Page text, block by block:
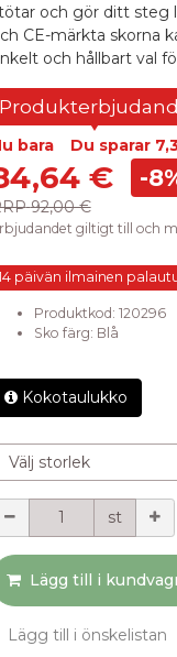
och gör ditt steg
CE-märkta skorna
och hållbart val
bara Du sparar
€
92,00 €
-
giltigt till och
päivän ilmainen
Produktkod: 120296
Sko färg: Blå
Kokotaulukko
storlek
st
Lägg till i
Lägg till i önskelistan